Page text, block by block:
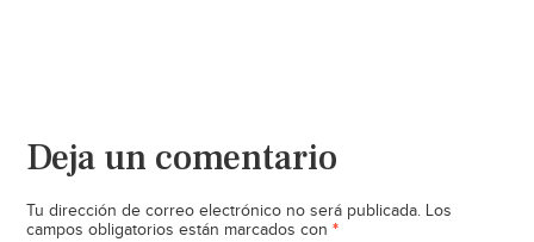
Deja un comentario
Tu dirección de correo electrónico no será publicada. Los
campos obligatorios están marcados con *